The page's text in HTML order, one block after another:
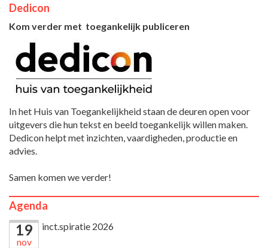
Dedicon
Kom verder met toegankelijk publiceren
In het Huis van Toegankelijkheid staan de deuren open voor
uitgevers die hun tekst en beeld toegankelijk willen maken.
Dedicon helpt met inzichten, vaardigheden, productie en
advies.
Samen komen we verder!
Agenda
19
nov
inct.spiratie 2026